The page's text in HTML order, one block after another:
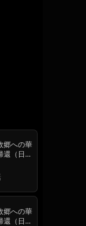
郷への華
還（日本
郷への華
還（日本